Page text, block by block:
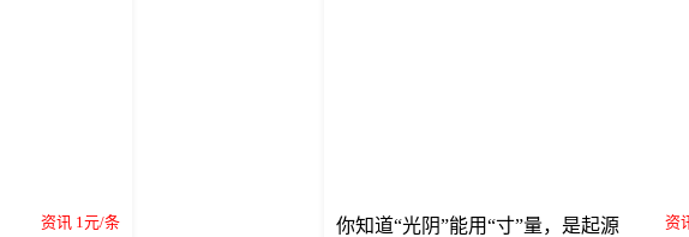
资讯 1元/条
你知道“光阴”能用“寸”量，是起源
资